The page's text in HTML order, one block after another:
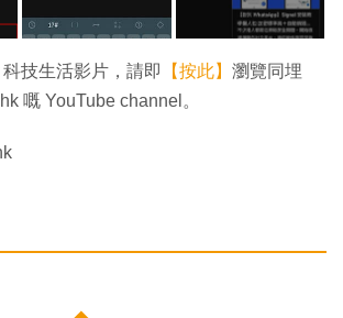
技生活影片，請即 【按此】 瀏覽同埋
嘅 YouTube channel。